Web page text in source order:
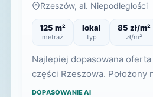
Rzeszów, al. Niepodległości
125 m²
metraż
lokal
typ
85 zł/m²
zł/m²
Najlepiej dopasowana
części Rzeszowa.
DOPASOWANIE AI